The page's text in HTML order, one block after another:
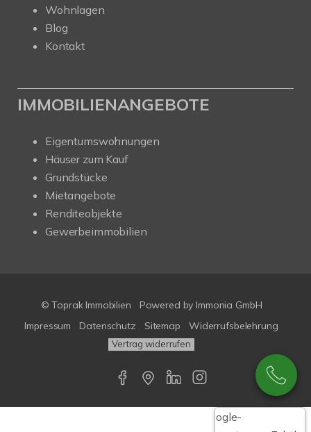
Wohnlagen
Blog
Kontakt
IMMOBILIENANGEBOTE
Eigentumswohnungen
Häuser zum Kauf
Grundstücke
Mietangebote
Renditeobjekte
Gewerbeimmobilien
© Toprak Immobilien
Powered by Immonia GmbH
Impressum
Datenschutz Sitemap Widerrufsbelehrung
Vertrag widerrufen
Google-